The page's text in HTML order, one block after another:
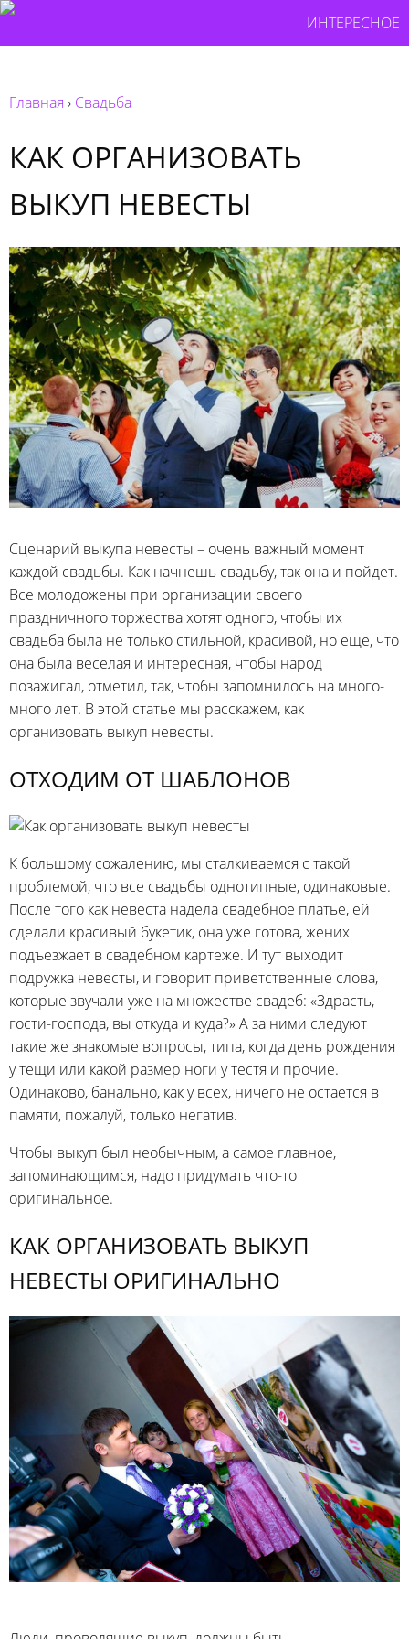
ИНТЕРЕСНОЕ
Главная › Свадьба
КАК ОРГАНИЗОВАТЬ
ВЫКУП НЕВЕСТЫ
Сценарий выкупа невесты – очень важный момент
каждой свадьбы. Как начнешь свадьбу, так она и пойдет.
Все молодожены при организации своего
праздничного торжества хотят одного, чтобы их
свадьба была не только стильной, красивой, но еще, что
она была веселая и интересная, чтобы народ
позажигал, отметил, так, чтобы запомнилось на много-
много лет. В этой статье мы расскажем, как
организовать выкуп невесты.
ОТХОДИМ ОТ ШАБЛОНОВ
К большому сожалению, мы сталкиваемся с такой
проблемой, что все свадьбы однотипные, одинаковые.
После того как невеста надела свадебное платье, ей
сделали красивый букетик, она уже готова, жених
подъезжает в свадебном картеже. И тут выходит
подружка невесты, и говорит приветственные слова,
которые звучали уже на множестве свадеб: «Здрасть,
гости-господа, вы откуда и куда?» А за ними следуют
такие же знакомые вопросы, типа, когда день рождения
у тещи или какой размер ноги у тестя и прочие.
Одинаково, банально, как у всех, ничего не остается в
памяти, пожалуй, только негатив.
Чтобы выкуп был необычным, а самое главное,
запоминающимся, надо придумать что-то
оригинальное.
КАК ОРГАНИЗОВАТЬ ВЫКУП
НЕВЕСТЫ ОРИГИНАЛЬНО